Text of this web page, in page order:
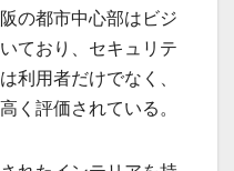
の都市中心部はビジ
ており、セキュリテ
利用者だけでなく、
く評価されている。